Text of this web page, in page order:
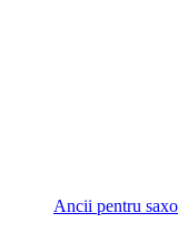
Ancii pentru